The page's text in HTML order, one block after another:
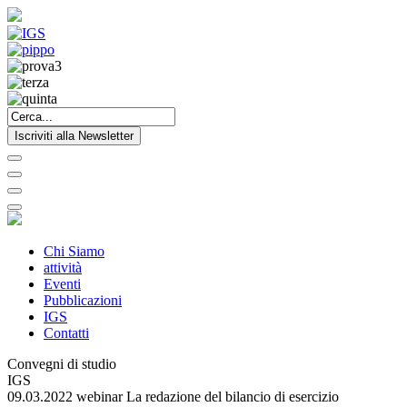
Iscriviti alla Newsletter
Chi Siamo
attività
Eventi
Pubblicazioni
IGS
Contatti
Convegni di studio
IGS
09.03.2022 webinar La redazione del bilancio di esercizio